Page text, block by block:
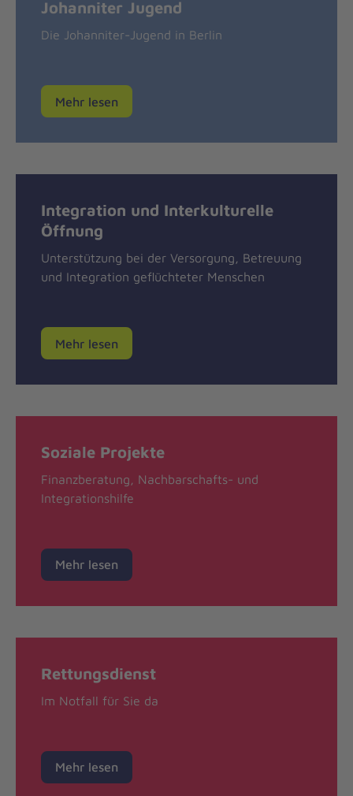
Johanniter Jugend
Die Johanniter-Jugend in Berlin
Mehr lesen
Integration und Interkulturelle
Öffnung
Unterstützung bei der Versorgung, Betreuung
und Integration geflüchteter Menschen
Mehr lesen
Soziale Projekte
Finanzberatung, Nachbarschafts- und
Integrationshilfe
Mehr lesen
Rettungsdienst
Im Notfall für Sie da
Mehr lesen